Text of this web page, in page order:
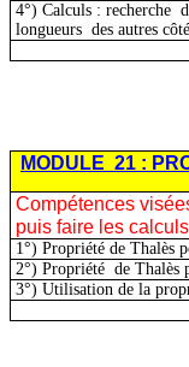
4°) Calculs : recherche
longueurs des autres
MODULE 21 :
Compétences
puis faire les
1°) Propriété de Thalès
2°) Propriété de Thalès
3°) Utilisation de la